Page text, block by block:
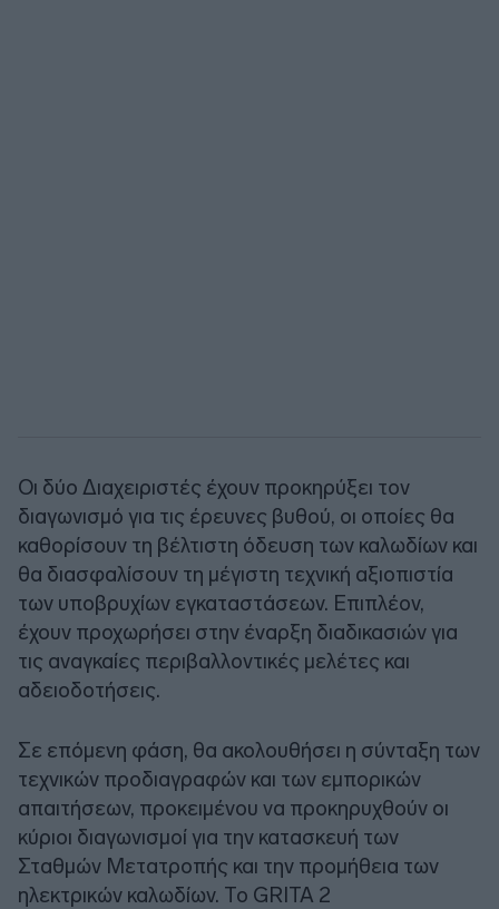
Οι δύο Διαχειριστές έχουν προκηρύξει τον
διαγωνισμό για τις έρευνες βυθού, οι οποίες θα
καθορίσουν τη βέλτιστη όδευση των καλωδίων και
θα διασφαλίσουν τη μέγιστη τεχνική αξιοπιστία
των υποβρυχίων εγκαταστάσεων. Επιπλέον,
έχουν προχωρήσει στην έναρξη διαδικασιών για
τις αναγκαίες περιβαλλοντικές μελέτες και
αδειοδοτήσεις.
Σε επόμενη φάση, θα ακολουθήσει η σύνταξη των
τεχνικών προδιαγραφών και των εμπορικών
απαιτήσεων, προκειμένου να προκηρυχθούν οι
κύριοι διαγωνισμοί για την κατασκευή των
Σταθμών Μετατροπής και την προμήθεια των
ηλεκτρικών καλωδίων. Το GRITA 2